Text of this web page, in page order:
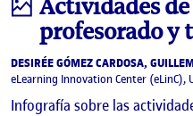
Infografía
Actividades
profesorado y
DESIRÉE GÓMEZ CARDOSA,
eLearning Innovation Center (eLinC),
Infografía sobre las